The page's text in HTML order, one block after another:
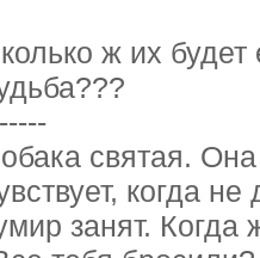
ж их
святая.
когда
занят. Когда